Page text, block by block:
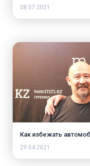
08.07.2021
Как избежать
29.04.2021